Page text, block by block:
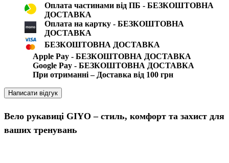
Оплата частинами від ПБ - БЕЗКОШТОВНА
ДОСТАВКА
Оплата на картку - БЕЗКОШТОВНА
ДОСТАВКА
БЕЗКОШТОВНА ДОСТАВКА
Apple Pay - БЕЗКОШТОВНА ДОСТАВКА
Google Pay - БЕЗКОШТОВНА ДОСТАВКА
При отриманні – Доставка від 100 грн
Написати відгук
Вело рукавиці GIYO – стиль, комфорт та захист для
ваших тренувань